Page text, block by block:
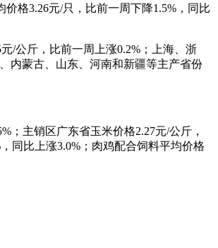
格3.26元/只，比前一周下降1.5%，同比
/公斤，比前一周上涨0.2%；上海、浙
内蒙古、山东、河南和新疆等主产省份
；主销区广东省玉米价格2.27元/公斤，
同比上涨3.0%；肉鸡配合饲料平均价格